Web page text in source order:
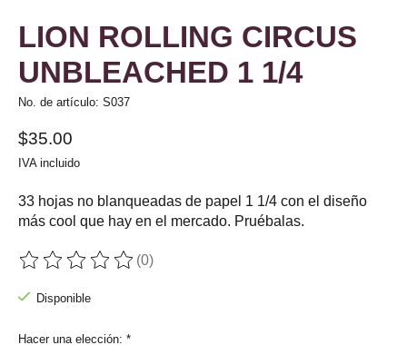
LION ROLLING CIRCUS
UNBLEACHED 1 1/4
No. de artículo: S037
$35.00
IVA incluido
33 hojas no blanqueadas de papel 1 1/4 con el diseño
más cool que hay en el mercado. Pruébalas.
The rating of this product is
(0)
Disponible
Hacer una elección: *